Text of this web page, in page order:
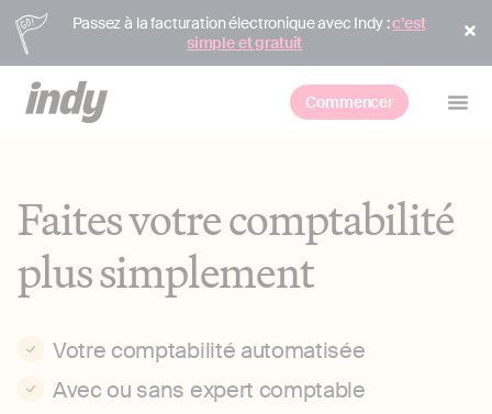
Passez à la facturation électronique avec Indy :c’est
simple et gratuit
Commencer
Faites votre comptabilité
plus simplement
Votre comptabilité automatisée
Avec ou sans expert comptable